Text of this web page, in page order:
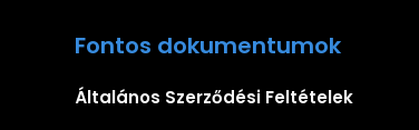
Fontos dokumentumok
Általános Szerződési Feltételek